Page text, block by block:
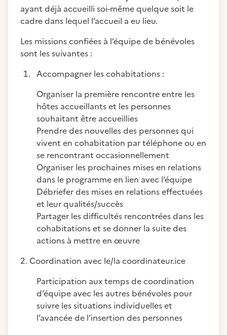
ayant déjà accueilli soi-même quelque soit le
cadre dans lequel l’accueil a eu lieu.
Les missions confiées à l’équipe de bénévoles
sont les suivantes :
Accompagner les cohabitations :
Organiser la première rencontre entre les
hôtes accueillants et les personnes
souhaitant être accueillies
Prendre des nouvelles des personnes qui
vivent en cohabitation par téléphone ou en
se rencontrant occasionnellement
Organiser les prochaines mises en relations
dans le programme en lien avec l’équipe
Débriefer des mises en relations effectuées
et leur qualités/succès
Partager les difficultés rencontrées dans les
cohabitations et se donner la suite des
actions à mettre en œuvre
2. Coordination avec le/la coordinateur.ice
Participation aux temps de coordination
d’équipe avec les autres bénévoles pour
suivre les situations individuelles et
l’avancée de l’insertion des personnes